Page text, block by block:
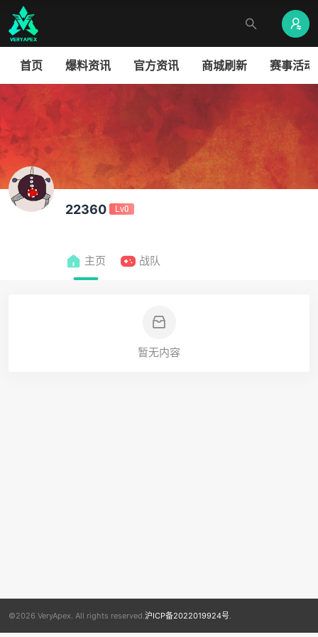
首页 爆料资讯 官方资讯 商城刷新 赛事活动
22360 Lv0
主页 战队
暂无内容
©2026 VeryApex. All rights reserved.沪ICP备2022019924号.